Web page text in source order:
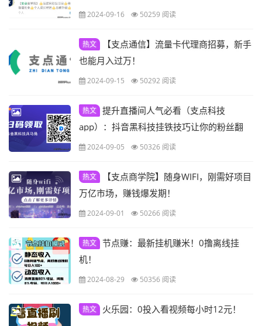
2024-09-16 50259 阅读
热文
【支点通信】流量卡代理商招募，新手
也能月入过万！
2024-09-15 50292 阅读
热文 提升直播间人气必看（支点科技
app）：抖音黑科技挂铁技巧让你的粉丝翻
倍！2024-09-05 50326 阅读
热文
【支点商学院】随身WIFI，刚需好项目
万亿市场，赚钱爆发期！
2024-09-01 50266 阅读
热文 节点赚：最新挂机赚米！0撸离线挂
机！
2024-08-29 50356 阅读
热文 火乐园：0投入看视频每小时12元！